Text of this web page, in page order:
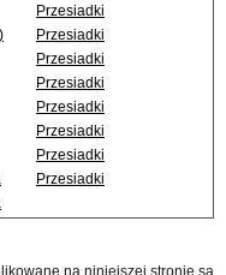
Przesiadki
Przesiadki
Przesiadki
Przesiadki
Przesiadki
Przesiadki
Przesiadki
Przesiadki
na niniejszej stronie są